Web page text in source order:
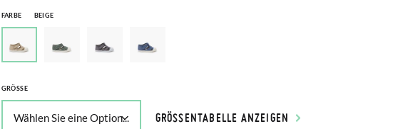
FARBE BEIGE
GRÖSSE
GRÖSSENTABELLE ANZEIGEN